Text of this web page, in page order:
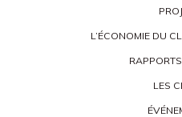
L’ÉCONOMIE DU
LES